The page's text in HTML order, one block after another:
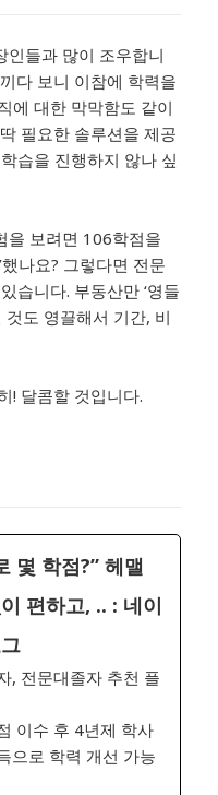
인들과 많이 조우합니
다 보니 이참에 학력을
에 대한 막막함도 같이
필요한 솔루션을 제공
습을 진행하지 않나 싶
을 보려면 106학점을
나요? 그렇다면 전문
습니다. 부동산만 ‘영들
것도 영끌해서 기간, 비
! 달콤할 것입니다.
몇 학점?” 헤맬
편하고, .. : 네이
, 전문대졸자 추천 플
이수 후 4년제 학사
으로 학력 개선 가능